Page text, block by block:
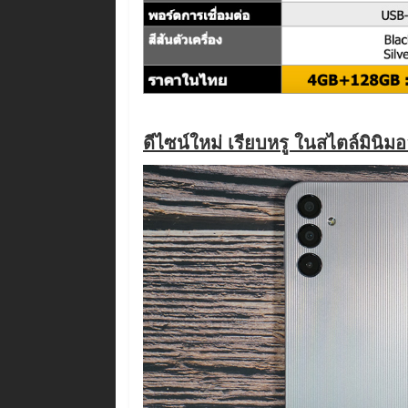
ดีไซน์ใหม่ เรียบหรู ในสไตล์มินิม